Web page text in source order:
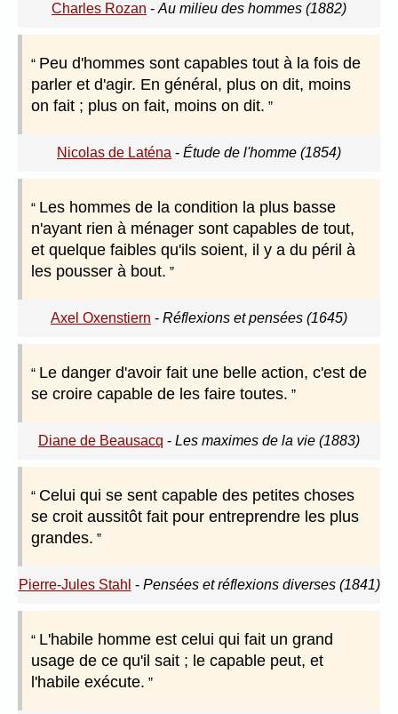
Charles Rozan - Au milieu des hommes (1882)
Peu d'hommes sont capables tout à la fois de
parler et d'agir. En général, plus on dit, moins
on fait ; plus on fait, moins on dit.
Nicolas de Laténa - Étude de l'homme (1854)
Les hommes de la condition la plus basse
n'ayant rien à ménager sont capables de tout,
et quelque faibles qu'ils soient, il y a du péril à
les pousser à bout.
Axel Oxenstiern - Réflexions et pensées (1645)
Le danger d'avoir fait une belle action, c'est de
se croire capable de les faire toutes.
Diane de Beausacq - Les maximes de la vie (1883)
Celui qui se sent capable des petites choses
se croit aussitôt fait pour entreprendre les plus
grandes.
Pierre-Jules Stahl - Pensées et réflexions diverses (1841)
L'habile homme est celui qui fait un grand
usage de ce qu'il sait ; le capable peut, et
l'habile exécute.